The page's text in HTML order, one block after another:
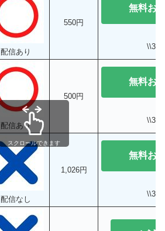
配信あり
550円
無料お
\\31
配信あり
500円
無料お
\\30
配信なし
1,026円
無料お
\\31
スクロールできます